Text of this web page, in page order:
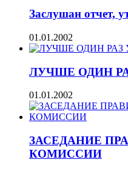
Заслушан отчет,
01.01.2002
ЛУЧШЕ ОДИН
01.01.2002
ЗАСЕДАНИЕ
КОМИССИИ